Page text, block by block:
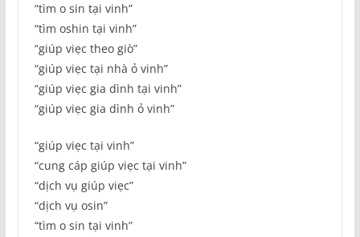
“tìm o sin tại vinh”
“tìm oshin tại vinh”
“giúp viẹc theo giò”
“giúp viẹc tại nhà ỏ vinh”
“giúp viẹc gia dình tại vinh”
“giúp viẹc gia dình ỏ vinh”
“giúp viẹc tại vinh”
“cung cáp giúp viẹc tại vinh”
“dịch vụ giúp viẹc”
“dịch vụ osin”
“tìm o sin tại vinh”